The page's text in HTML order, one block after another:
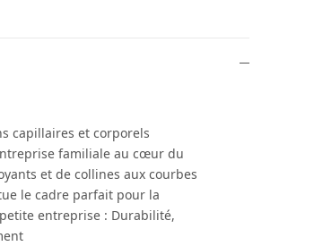
capillaires et corporels
familiale au cœur du
et de collines aux courbes
le cadre parfait pour la
entreprise : Durabilité,